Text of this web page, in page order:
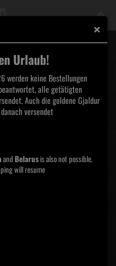
Urlaub!
werden keine Bestellungen
alle getätigten
Auch die goldene Gjaldur
versendet
and Belarusis also not possible.
will resume
Through Fire